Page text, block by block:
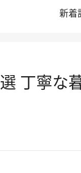
新着
丁寧な